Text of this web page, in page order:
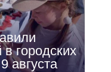
городских
августа